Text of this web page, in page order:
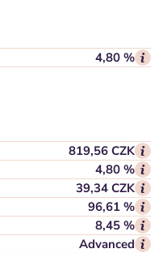
4,80 %
819,56 CZK
4,80 %
39,34 CZK
96,61 %
8,45 %
Advanced